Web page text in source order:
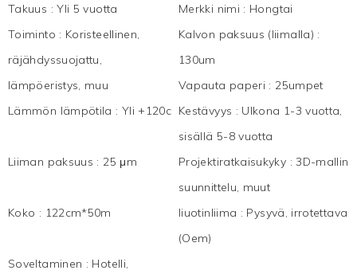
Takuus :Yli 5 vuotta Merkki nimi : Hongtai
Toiminto : Koristeellinen,
räjähdyssuojattu,
lämpöeristys, muu
Kalvon paksuus (liimalla) :
130um
Vapauta paperi : 25umpet
Lämmön lämpötila : Yli +120c Kestävyys : Ulkona 1-3 vuotta,
sisällä 5-8 vuotta
Liiman paksuus : 25 μm Projektiratkaisukyky :3D-mallin
suunnittelu, muut
Koko : 122cm*50m liuotinliima : Pysyvä, irrotettava
(Oem)
Soveltaminen : Hotelli,